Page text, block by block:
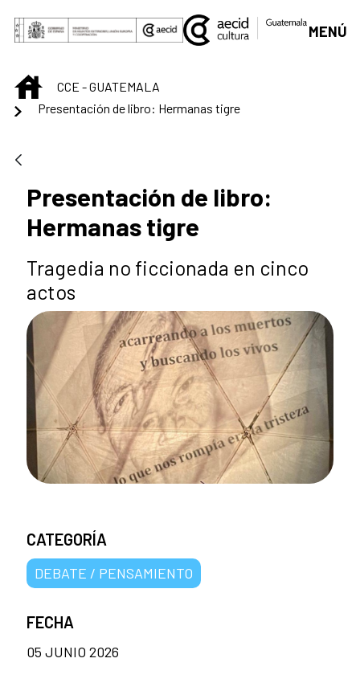
Saltar al contenido principal
MENÚ
INICIOCCE - GUATEMALA
Presentación de libro: Hermanas tigre
Presentación de libro:
Hermanas tigre
Tragedia no ficcionada en cinco
actos
CATEGORÍA
DEBATE / PENSAMIENTO
FECHA
05 JUNIO 2026